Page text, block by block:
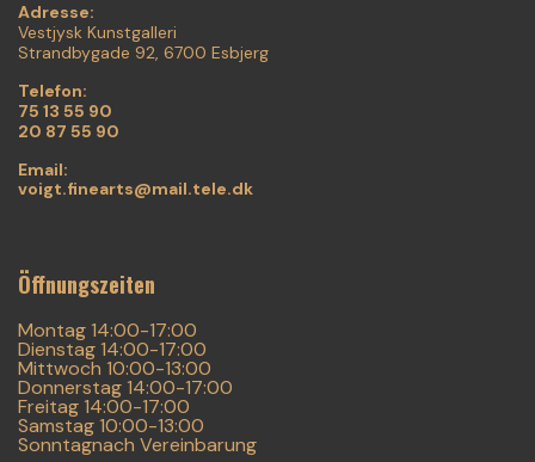
Adresse:
Vestjysk Kunstgalleri
Strandbygade 92, 6700 Esbjerg
Telefon:
75 13 55 90
20 87 55 90
Email:
voigt.finearts@mail.tele.dk
Öffnungszeiten
Montag 14:00-17:00
Dienstag 14:00-17:00
Mittwoch 10:00-13:00
Donnerstag 14:00-17:00
Freitag 14:00-17:00
Samstag 10:00-13:00
Sonntagnach Vereinbarung